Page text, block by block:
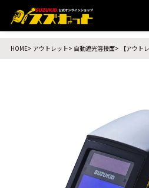
HOME アウトレット 自動遮光溶接面 【アウト